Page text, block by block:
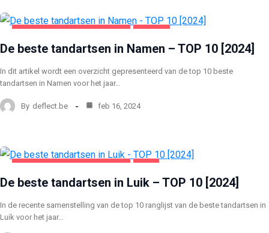
De beste tandartsen in Namen – TOP 10 [2024]
In dit artikel wordt een overzicht gepresenteerd van de top 10 beste
tandartsen in Namen voor het jaar…
By deflect.be feb 16, 2024
De beste tandartsen in Luik – TOP 10 [2024]
In de recente samenstelling van de top 10 ranglijst van de beste tandartsen in
Luik voor het jaar…